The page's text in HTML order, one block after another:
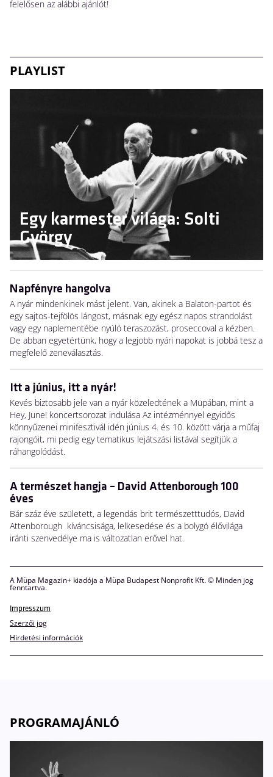
felelősen az alábbi ajánlót!
PLAYLIST
Egy karmester világa: Solti
György
Napfényre hangolva
A nyár mindenkinek mást jelent. Van, akinek a Balaton-partot és
egy sajtos-tejfölös lángost, másnak egy egész napos strandolást
vagy egy naplementébe nyúló teraszozást, proseccoval a kézben.
De abban egyetértünk, hogy a legjobb nyári napokat is jobbá tesz a
megfelelő zeneválasztás.
Itt a június, itt a nyár!
Kevés biztosabb jele van a nyár közeledtének a Müpában, mint a
Hey, June! koncertsorozat indulása Az intézménnyel egyidős
könnyűzenei minifesztivál idén június 4. és 10. között várja a műfaj
rajongóit, mi pedig egy tematikus lejátszási listával segítjük a
ráhangolódást.
A természet hangja – David Attenborough 100
éves
Bár száz éve született, a legendás brit természetttudós, David
Attenborough kíváncsisága, lelkesedése és a bolygó élővilága
iránti szenvedélye ma is változatlan erővel hat.
A Müpa Magazin+ kiadója a Müpa Budapest Nonprofit Kft. © Minden jog
fenntartva.
Impresszum
Szerzői jog
Hirdetési információk
PROGRAMAJÁNLÓ